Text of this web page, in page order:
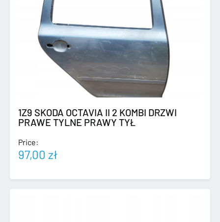
1Z9 SKODA OCTAVIA II 2 KOMBI DRZWI
PRAWE TYLNE PRAWY TYŁ
Price:
97,00 zł